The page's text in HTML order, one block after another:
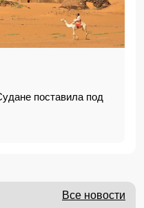
поставила под
Все новости